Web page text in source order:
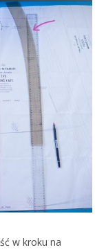
w kroku na